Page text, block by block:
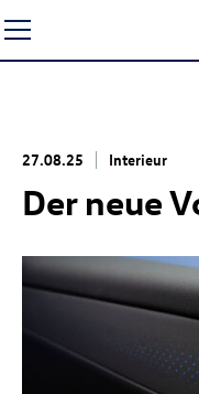
Seiteninhalt
springen
27.08.25 Interieur
Der neue